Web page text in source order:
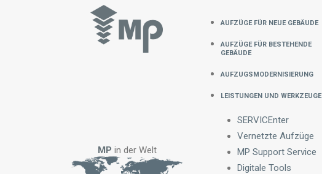
MP in der Welt
Aufzüge für neue Gebäude
Aufzüge für bestehende
Gebäude
Aufzugsmodernisierung
Leistungen und Werkzeuge
SERVICEnter
Vernetzte Aufzüge
MP Support Service
Digitale Tools